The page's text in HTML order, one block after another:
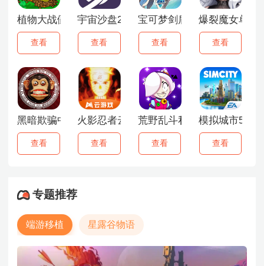
植物大战僵尸启命版
查看
宇宙沙盘2中文版
查看
宝可梦剑盾正版
查看
爆裂魔女单机
查看
黑暗欺骗中文版
查看
火影忍者云游戏
查看
荒野乱斗私人服
查看
模拟城市5中
查看
专题推荐
端游移植 星露谷物语